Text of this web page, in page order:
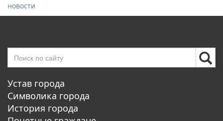
новости
Устав города
Символика города
История города